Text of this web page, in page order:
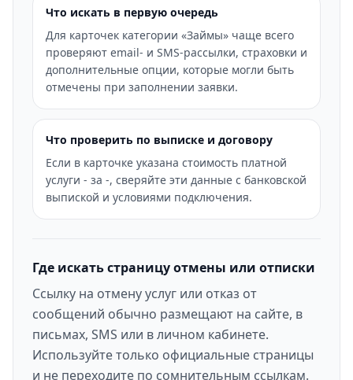
Что искать в первую очередь
Для карточек категории «Займы» чаще всего
проверяют email- и SMS-рассылки, страховки и
дополнительные опции, которые могли быть
отмечены при заполнении заявки.
Что проверить по выписке и договору
Если в карточке указана стоимость платной
услуги - за -, сверяйте эти данные с банковской
выпиской и условиями подключения.
Где искать страницу отмены или отписки
Ссылку на отмену услуг или отказ от
сообщений обычно размещают на сайте, в
письмах, SMS или в личном кабинете.
Используйте только официальные страницы
и не переходите по сомнительным ссылкам.